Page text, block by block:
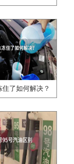
住了如何解决？